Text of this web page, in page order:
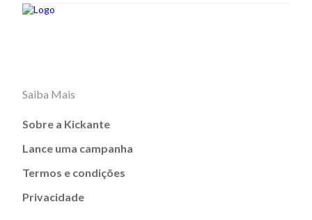
Saiba Mais
Sobre a Kickante
Lance uma campanha
Termos e condições
Privacidade